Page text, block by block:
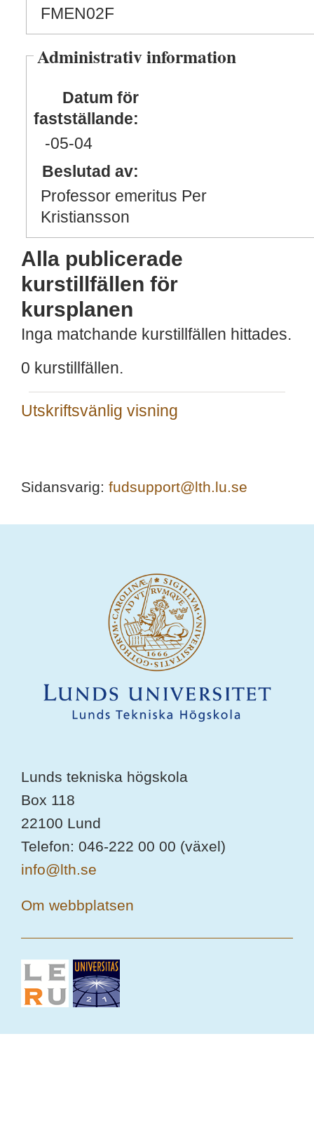
FMEN02F
Administrativ information
Datum för
fastställande:
-05-04
Beslutad av:
Professor emeritus Per
Kristiansson
Alla publicerade
kurstillfällen för
kursplanen
Inga matchande kurstillfällen hittades.
0 kurstillfällen.
Utskriftsvänlig visning
Sidansvarig: fudsupport@lth.lu.se
Lunds tekniska högskola
Box 118
22100 Lund
Telefon: 046-222 00 00 (växel)
info@lth.se
Om webbplatsen